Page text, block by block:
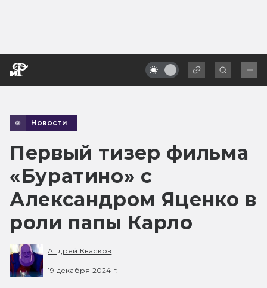
Новости
Первый тизер фильма
«Буратино» с
Александром Яценко в
роли папы Карло
Андрей Квасков
19 декабря 2024 г.